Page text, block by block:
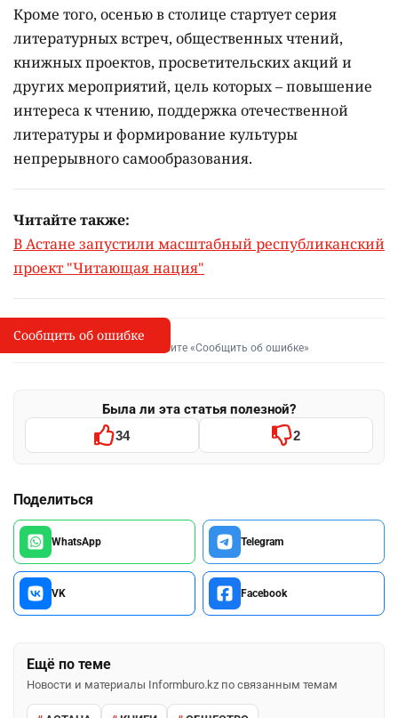
Кроме того, осенью в столице стартует серия
литературных встреч, общественных чтений,
книжных проектов, просветительских акций и
других мероприятий, цель которых –повышение
интереса к чтению, поддержка отечественной
литературы и формирование культуры
непрерывного самообразования.
Читайте также:
В Астане запустили масштабный республиканский
проект "Читающая нация"
I
Сообщить об опечатке
Выделите фрагмент и нажмите «Сообщить об ошибке»
Была ли эта статья полезной?
34 2
Поделиться
WhatsApp Telegram
VK Facebook
Ещё по теме
Новости и материалы Informburo.kz по связанным темам
Сообщить об ошибке